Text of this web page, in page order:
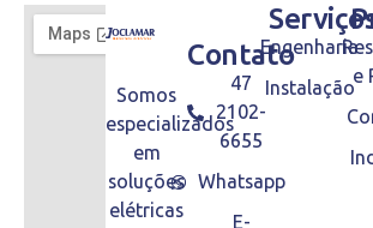
Somos
especializados
em
soluções
elétricas
Contato
47
2102-
6655
Whatsapp
E-
e
Engenharia
Instalação